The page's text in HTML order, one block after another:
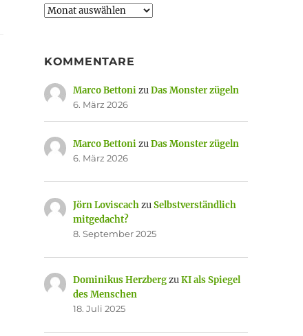
Archiv
KOMMENTARE
Marco BettonizuDas Monster zügeln
6. März 2026
Marco BettonizuDas Monster zügeln
6. März 2026
Jörn LoviscachzuSelbstverständlich
mitgedacht?
8. September 2025
Dominikus HerzbergzuKI als Spiegel
des Menschen
18. Juli 2025